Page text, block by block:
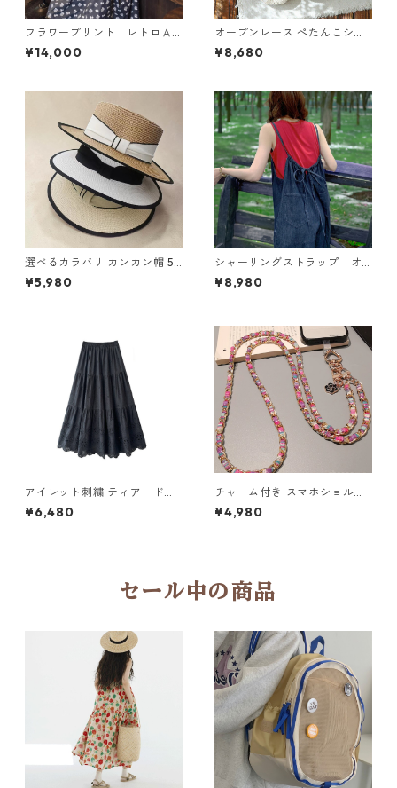
フラワープリント レトロＡ
ラインスカート N SLSK094
¥14,000
オープンレース ぺたんこシュ
ーズ 2col Y 260097
¥8,680
選べるカラバリ カンカン帽 5c
ol Y 260035
¥5,980
シャーリングストラップ オ
ーバーオール N CP021
¥8,980
アイレット刺繍 ティアードロ
ングスカート6col H 260119
¥6,480
チャーム付き スマホショルダ
ーストラップ 5col H 260122
¥4,980
セール中の商品